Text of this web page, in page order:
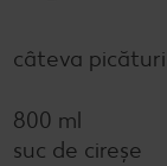
câteva
800 ml
suc de cireşe